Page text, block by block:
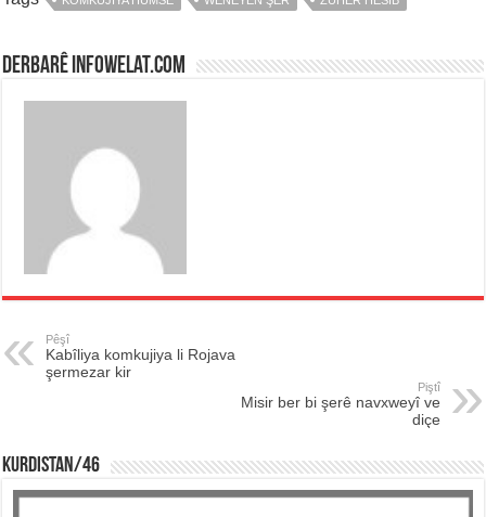
Derbarê infowelat.com
Pêşî
Kabîliya komkujiya li Rojava
şermezar kir
Piştî
Misir ber bi şerê navxweyî ve
diçe
KURDISTAN/46